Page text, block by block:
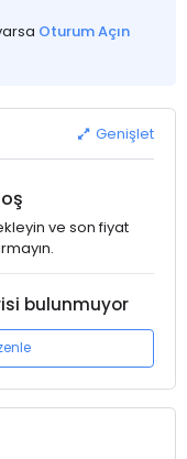
Oturum Açın
Genişlet
ve son fiyat
bulunmuyor